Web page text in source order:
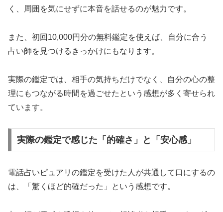
く、周囲を気にせずに本音を話せるのが魅力です。
また、初回10,000円分の無料鑑定を使えば、自分に合う
占い師を見つけるきっかけにもなります。
実際の鑑定では、相手の気持ちだけでなく、自分の心の整
理にもつながる時間を過ごせたという感想が多く寄せられ
ています。
実際の鑑定で感じた「的確さ」と「安心感」
電話占いピュアリの鑑定を受けた人が共通して口にするの
は、「驚くほど的確だった」という感想です。